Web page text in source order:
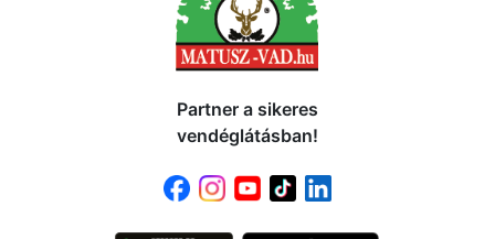
Partner a sikeres
vendéglátásban!